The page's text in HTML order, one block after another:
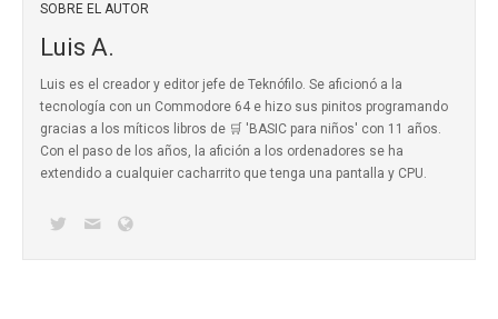
SOBRE EL AUTOR
Luis A.
Luis es el creador y editor jefe de Teknófilo. Se aficionó a la
tecnología con un Commodore 64 e hizo sus pinitos programando
gracias a los míticos libros de 🛒 'BASIC para niños' con 11 años.
Con el paso de los años, la afición a los ordenadores se ha
extendido a cualquier cacharrito que tenga una pantalla y CPU.